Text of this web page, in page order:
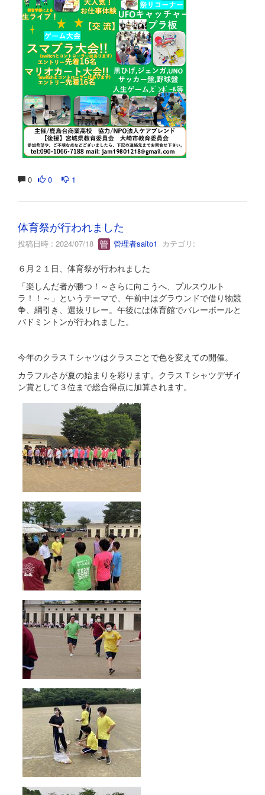
0 0 1
体育祭が行われました
投稿日時 : 2024/07/18 管理者saito1 カテゴリ:
６月２１日、体育祭が行われました
「楽しんだ者が勝つ！～さらに向こうへ、プルスウルト
ラ！！～」というテーマで、午前中はグラウンドで借り物競
争、綱引き、選抜リレー。午後には体育館でバレーボールと
バドミントンが行われました。
今年のクラスＴシャツはクラスごとで色を変えての開催。
カラフルさが夏の始まりを彩ります。クラスＴシャツデザイ
ン賞として３位まで総合得点に加算されます。